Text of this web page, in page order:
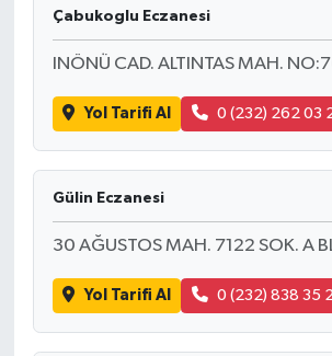
Çabukoglu Eczanesi
INÖNÜ CAD. ALTINTAS MAH.
Yol Tarifi Al 0 (232) 262 03
Gülin Eczanesi
30 AĞUSTOS MAH. 7122 SOK. A
Yol Tarifi Al 0 (232) 838 35